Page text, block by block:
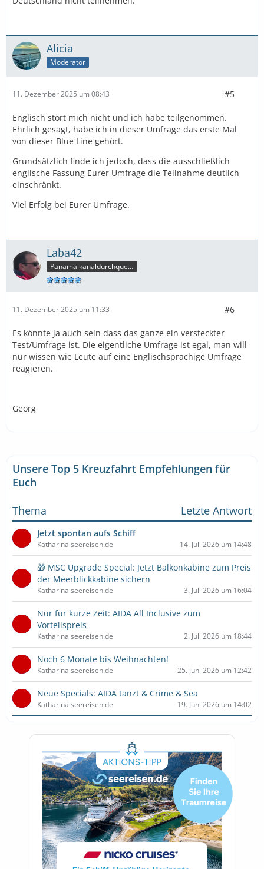
Alicia
Moderator
11. Dezember 2025 um 08:43 #5
Englisch stört mich nicht und ich habe teilgenommen.
Ehrlich gesagt, habe ich in dieser Umfrage das erste Mal
von dieser Blue Line gehört.
Grundsätzlich finde ich jedoch, dass die ausschließlich
englische Fassung Eurer Umfrage die Teilnahme deutlich
einschränkt.
Viel Erfolg bei Eurer Umfrage.
Laba42
Panamalkanaldurchquerer
11. Dezember 2025 um 11:33 #6
Es könnte ja auch sein dass das ganze ein versteckter
Test/Umfrage ist. Die eigentliche Umfrage ist egal, man will
nur wissen wie Leute auf eine Englischsprachige Umfrage
reagieren.
Georg
Unsere Top 5 Kreuzfahrt Empfehlungen für
Euch
Thema
Letzte Antwort
Jetzt spontan aufs Schiff
Katharina seereisen.de 14. Juli 2026 um 14:48
🎁 MSC Upgrade Special: Jetzt Balkonkabine zum Preis
der Meerblickkabine sichern
Katharina seereisen.de 3. Juli 2026 um 16:04
Nur für kurze Zeit: AIDA All Inclusive zum
Vorteilspreis
Katharina seereisen.de 2. Juli 2026 um 18:44
Noch 6 Monate bis Weihnachten!
Katharina seereisen.de 25. Juni 2026 um 12:42
Neue Specials: AIDA tanzt & Crime & Sea
Katharina seereisen.de 19. Juni 2026 um 14:02